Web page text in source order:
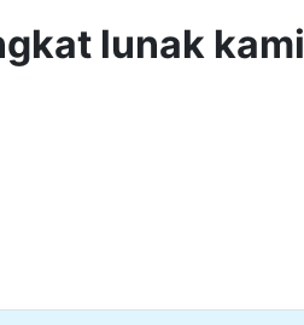
lunak kami